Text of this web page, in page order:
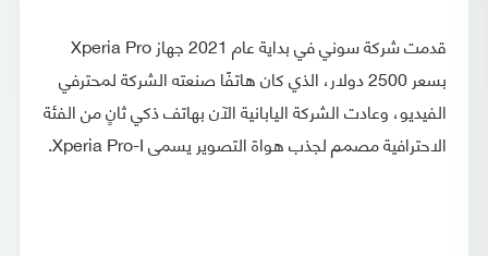
قدمت شركة سوني في بداية عام 2021 جهاز Xperia Pro
بسعر 2500 دولار، الذي كان هاتفًا صنعته الشركة لمحترفي
الفيديو، وعادت الشركة اليابانية الآن بهاتف ذكي ثانٍ من الفئة
الاحترافية مصمم لجذب هواة التصوير يسمى Xperia Pro-I.